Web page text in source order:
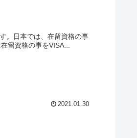
。日本では、在留資格の事
留資格の事をVISA...
2021.01.30